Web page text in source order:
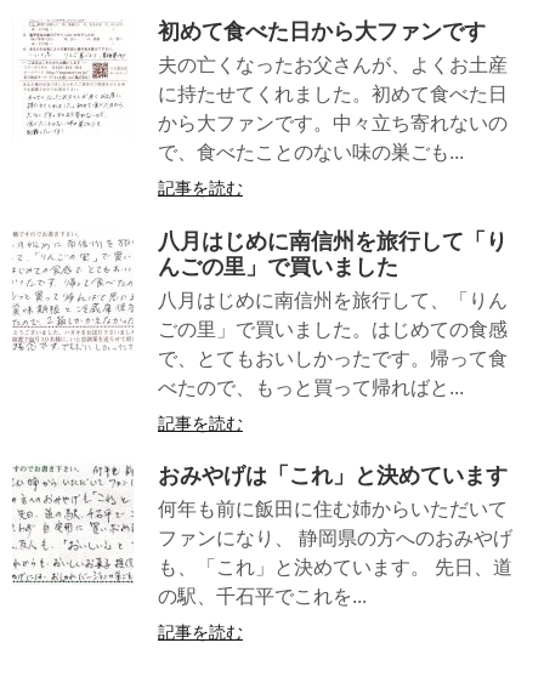
初めて食べた日から大ファンです
夫の亡くなったお父さんが、よくお土産
に持たせてくれました。初めて食べた日
から大ファンです。中々立ち寄れないの
で、食べたことのない味の巣ごも...
記事を読む
八月はじめに南信州を旅行して「り
んごの里」で買いました
八月はじめに南信州を旅行して、「りん
ごの里」で買いました。はじめての食感
で、とてもおいしかったです。帰って食
べたので、もっと買って帰ればと...
記事を読む
おみやげは「これ」と決めています
何年も前に飯田に住む姉からいただいて
ファンになり、 静岡県の方へのおみやげ
も、「これ」と決めています。 先日、道
の駅、千石平でこれを...
記事を読む